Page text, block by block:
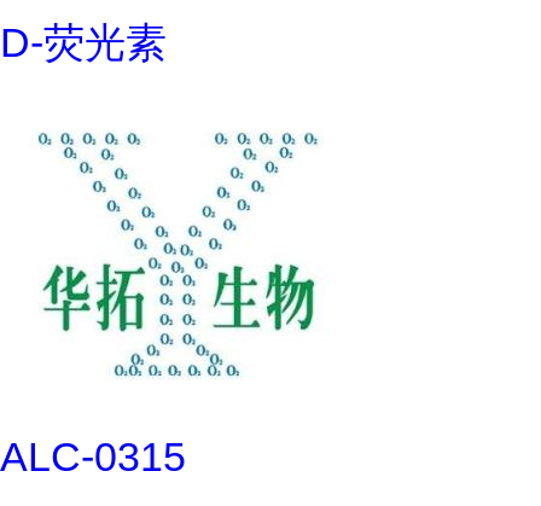
D-荧光素
ALC-0315